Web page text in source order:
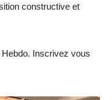
constructive et
Inscrivez vous